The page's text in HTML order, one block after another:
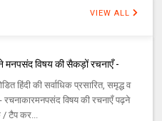
VIEW ALL
मनपसंद विषय की सैकड़ों रचनाएँ -
हिंदी की सर्वाधिक प्रसारित, समृद्ध व
रचनाकारमनपसंद विषय की रचनाएँ पढ़ने
/ टैप कर...